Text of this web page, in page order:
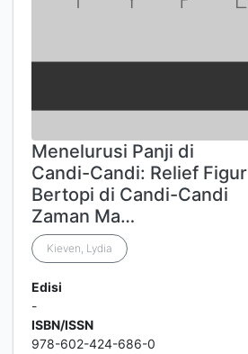
Menelurusi Panji di
Candi-Candi: Relief Figur
Bertopi di Candi-Candi
Zaman Ma…
Kieven, Lydia
Edisi
-
ISBN/ISSN
978-602-424-686-0